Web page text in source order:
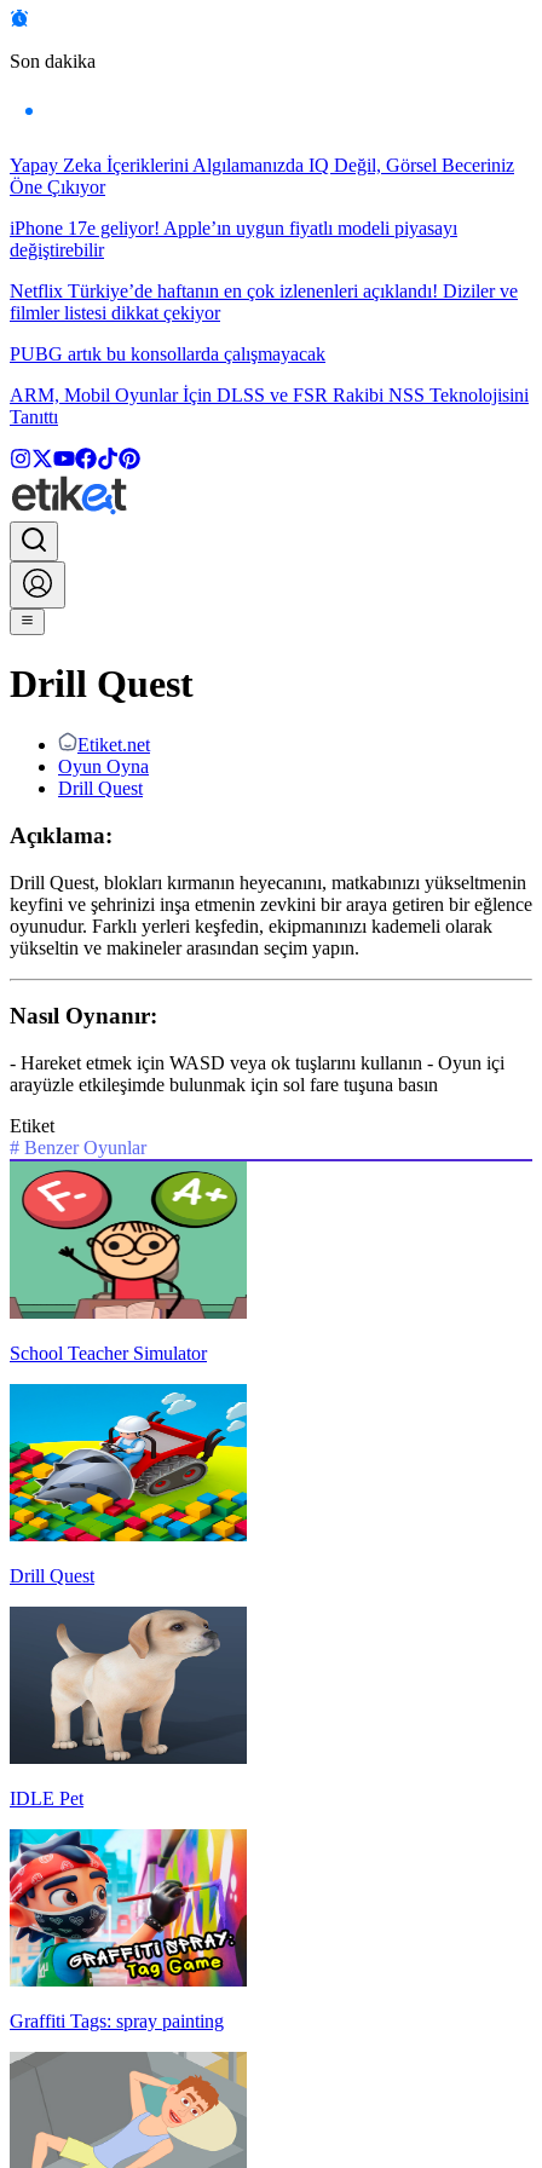
Son dakika
Yapay Zeka İçeriklerini Algılamanızda IQ Değil, Görsel Beceriniz
Öne Çıkıyor
iPhone 17e geliyor! Apple’ın uygun fiyatlı modeli piyasayı
değiştirebilir
Netflix Türkiye’de haftanın en çok izlenenleri açıklandı! Diziler ve
filmler listesi dikkat çekiyor
PUBG artık bu konsollarda çalışmayacak
ARM, Mobil Oyunlar İçin DLSS ve FSR Rakibi NSS Teknolojisini
Tanıttı
Drill Quest
Etiket.net
Oyun Oyna
Drill Quest
Açıklama:
Drill Quest, blokları kırmanın heyecanını, matkabınızı yükseltmenin
keyfini ve şehrinizi inşa etmenin zevkini bir araya getiren bir eğlence
oyunudur. Farklı yerleri keşfedin, ekipmanınızı kademeli olarak
yükseltin ve makineler arasından seçim yapın.
Nasıl Oynanır:
- Hareket etmek için WASD veya ok tuşlarını kullanın - Oyun içi
arayüzle etkileşimde bulunmak için sol fare tuşuna basın
Etiket
# Benzer Oyunlar
School Teacher Simulator
Drill Quest
IDLE Pet
Graffiti Tags: spray painting